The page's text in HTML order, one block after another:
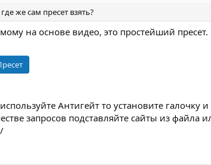
же сам пресет взять?
на основе видео, это простейший пресет.
Антигейт то установите галочку
запросов подставляйте сайты из